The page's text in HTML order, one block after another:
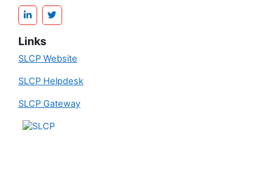
Links
SLCP Website
SLCP Helpdesk
SLCP Gateway